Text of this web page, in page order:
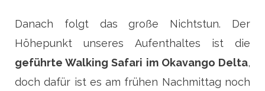
Danach folgt das große Nichtstun. Der
Höhepunkt unseres Aufenthaltes ist die
geführte Walking Safari im Okavango Delta,
doch dafür ist es am frühen Nachmittag noch